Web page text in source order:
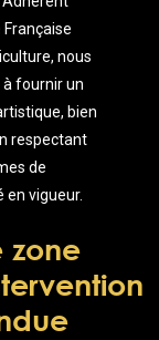
nous
à fournir un
bien
respectant
de
en vigueur.
zone